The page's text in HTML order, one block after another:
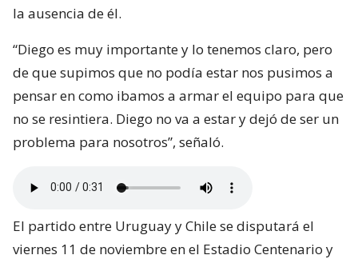
la ausencia de él.
“Diego es muy importante y lo tenemos claro, pero
de que supimos que no podía estar nos pusimos a
pensar en como ibamos a armar el equipo para que
no se resintiera. Diego no va a estar y dejó de ser un
problema para nosotros”, señaló.
El partido entre Uruguay y Chile se disputará el
viernes 11 de noviembre en el Estadio Centenario y